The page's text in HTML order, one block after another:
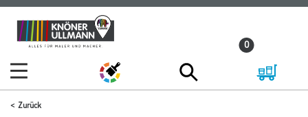
Zum
Inhalt
Zum
Navigationsmenü
0
Zurück